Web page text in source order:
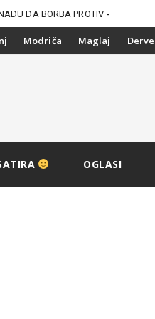
DA BORBA PROTIV
OGLASI